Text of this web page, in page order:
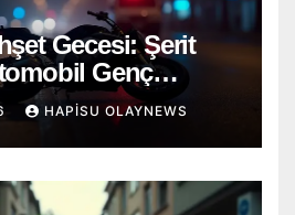
Gecesi: Şerit
Genç
Kopardı
HAPISU OLAYNEWS